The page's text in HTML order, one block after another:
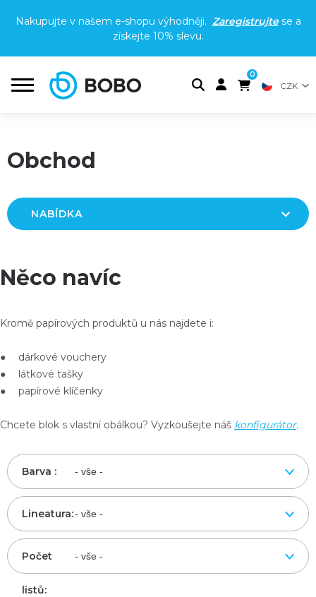
Nakupujte v našem e-shopu výhodněji. Zaregistrujtese a
získejte 10% slevu.
0
CZK
Obchod
NABÍDKA
Něco navíc
Kromě papírových produktů u nás najdete i:
● dárkové vouchery
● látkové tašky
● papírové klíčenky
Chcete blok s vlastní obálkou? Vyzkoušejte náš konfigurátor.
Barva :
Lineatura:
Počet
listů: